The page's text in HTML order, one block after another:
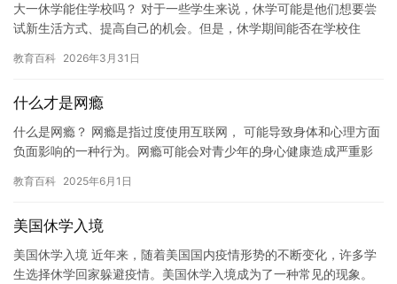
大一休学能住学校吗？ 对于一些学生来说，休学可能是他们想要尝
试新生活方式、提高自己的机会。但是，休学期间能否在学校住
在学…
教育百科 2026年3月31日
什么才是网瘾
什么是网瘾？ 网瘾是指过度使用互联网， 可能导致身体和心理方面
负面影响的一种行为。网瘾可能会对青少年的身心健康造成严重影
教育百科 2025年6月1日
美国休学入境
美国休学入境 近年来，随着美国国内疫情形势的不断变化，许多学
生选择休学回家躲避疫情。美国休学入境成为了一种常见的现象。